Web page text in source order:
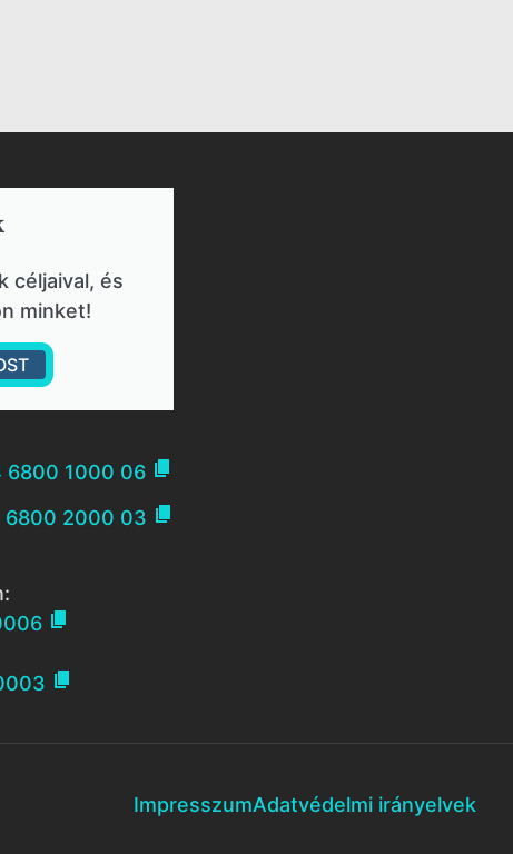
céljaival, és
minket!
6800 1000 06 
6800 2000 03 


ImpresszumAdatvédelmi irányelvek